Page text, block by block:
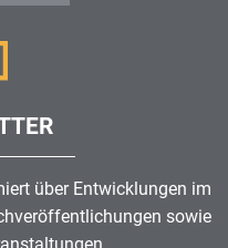
über Entwicklungen im
sowie